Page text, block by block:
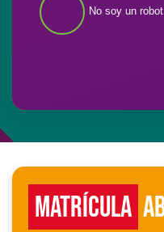
No soy un robot
MATRÍCULA